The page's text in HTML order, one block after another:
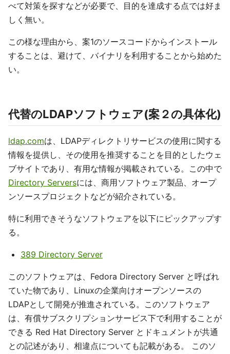
べて対策を探すなどが必要で、目的を達成する点では好ま
しく無い。
この様な理由から、案1のソースコードからインストール
することは、避けて、バイナリを利用することから始めた
い。
代替のLDAPソフトウェア(案２の具体化)
ldap.comは、LDAPディレクトリサービスの使用に関する
情報を提供し、その使用を推奨することを目的としたウェ
ブサイトであり、有用な情報が掲載されている。この中で
Directory Serversには、商用ソフトウェア製品、オープ
ンソースプロジェクトなどが紹介されている。
特に利用できそうなソフトウェアを以下にピックアップす
る。
389 Directory Server
このソフトウェアは、Fedora Directory Server と呼ばれ
ていた物であり、Linuxの企業向けオープンソースの
LDAPとして開発が推進されている。このソフトウェア
は、有償サブスクリプションサービス下で利用することが
できる Red Hat Directory Server とドキュメントが共通
との記述があり、相違点についても記載がある。 このソ